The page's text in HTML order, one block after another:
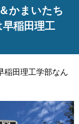
かまいたち
稲田理工
田理工学部なん